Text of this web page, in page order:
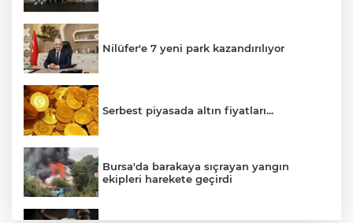
Nilüfer'e 7 yeni park kazandırılıyor
Serbest piyasada altın fiyatları...
Bursa'da barakaya sıçrayan yangın
ekipleri harekete geçirdi